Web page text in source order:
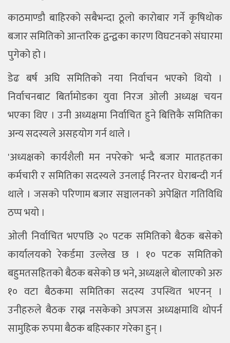
काठमाण्डौ बाहिरको सबैभन्दा ठूलो कारोबार गर्ने कृषिथोक
बजार समितिको आन्तरिक द्वन्द्वका कारण विघटनको संघारमा
पुगेको हो ।
डेढ बर्ष अघि समितिको नया निर्वाचन भएको थियो ।
निर्वाचनबाट बिर्तामोडका युवा निरज ओली अध्यक्ष चयन
भएका थिए । उनी अध्यक्षमा निर्वाचित हुने बित्तिकै समितिका
अन्य सदस्यले असहयोग गर्न थाले ।
'अध्यक्षको कार्यशैली मन नपरेको' भन्दै बजार मातहतका
कर्मचारी र समितिका सदस्यले उनलाई निरन्तर घेराबन्दी गर्न
थाले । जसको परिणाम बजार सञ्चालनको अपेक्षित गतिविधि
ठप्प भयो ।
ओली निर्वाचित भएपछि २० पटक समितिको बैठक बसेको
कार्यालयको रेकर्डमा उल्लेख छ । १० पटक समितिको
बहुमतसहितको बैठक बसेको छ भने, अध्यक्षले बोलाएको अरु
१० वटा बैठकमा समितिका सदस्य उपस्थित भएनन् ।
उनीहरुले बैठक राख्न नसकेको अपजस अध्यक्षमाथि थोपर्न
सामुहिक रुपमा बैठक बहिस्कार गरेका हुन् ।